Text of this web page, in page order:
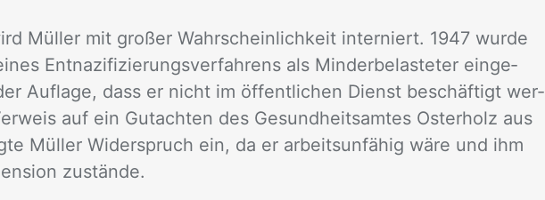
Mül­ler mit gro­ßer Wahr­schein­lich­keit in­ter­niert. 1947 wur­de
Ent­na­zi­fi­zie­rungs­ver­fah­rens als Min­der­be­las­te­ter ein­ge­
Auf­la­ge, dass er nicht im öf­fent­li­chen Dienst be­schäf­tigt wer­
auf ein Gut­ach­ten des Ge­sund­heits­am­tes Os­ter­holz aus
Mül­ler Wi­der­spruch ein, da er ar­beits­un­fä­hig wäre und ihm
zu­stän­de.